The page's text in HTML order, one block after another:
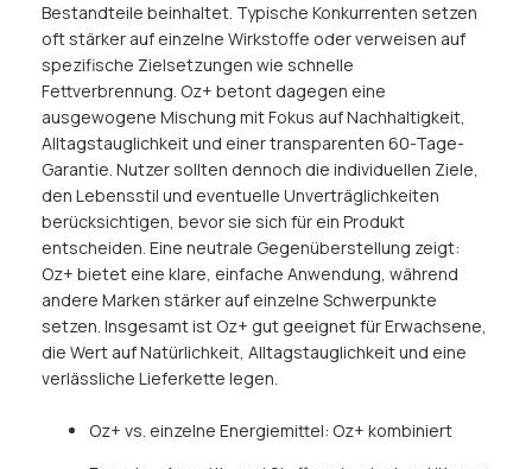
Bestandteile beinhaltet. Typische Konkurrenten setzen
oft stärker auf einzelne Wirkstoffe oder verweisen auf
spezifische Zielsetzungen wie schnelle
Fettverbrennung. Oz+ betont dagegen eine
ausgewogene Mischung mit Fokus auf Nachhaltigkeit,
Alltagstauglichkeit und einer transparenten 60-Tage-
Garantie. Nutzer sollten dennoch die individuellen Ziele,
den Lebensstil und eventuelle Unverträglichkeiten
berücksichtigen, bevor sie sich für ein Produkt
entscheiden. Eine neutrale Gegenüberstellung zeigt:
Oz+ bietet eine klare, einfache Anwendung, während
andere Marken stärker auf einzelne Schwerpunkte
setzen. Insgesamt ist Oz+ gut geeignet für Erwachsene,
die Wert auf Natürlichkeit, Alltagstauglichkeit und eine
verlässliche Lieferkette legen.
Oz+ vs. einzelne Energiemittel: Oz+ kombiniert